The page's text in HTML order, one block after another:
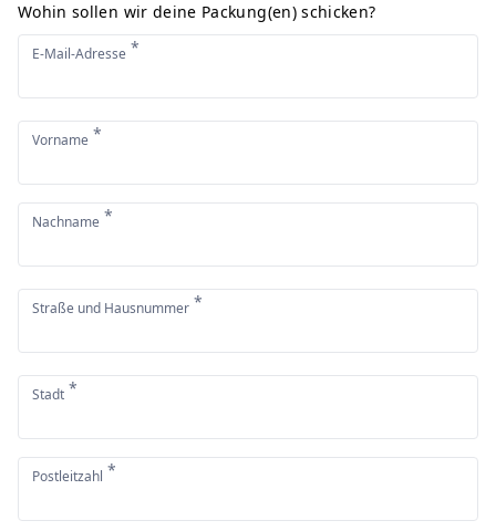
Wohin sollen wir deine Packung(en) schicken?
E-Mail-Adresse *
Vorname *
Nachname *
Straße und Hausnummer *
Stadt *
Postleitzahl *